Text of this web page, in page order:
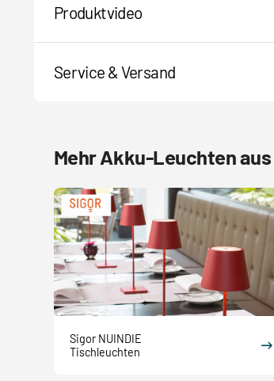
Produktvideo
Service & Versand
Mehr Akku-Leuchten
Sigor NUINDIE
Tischleuchten